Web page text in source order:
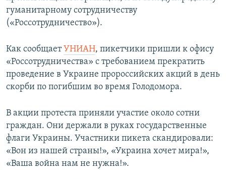
СОВЕТЫ ПРАВОЗАЩИТНИКОВ
ПОБЕДИТЕЛЕЙ НЕ СУДЯТ?
КРЫМ.НЕПОКОРЕННЫЙ
ELIFBE
Українською
Qırımtatar
ПРИСОЕДИНЯЙТЕСЬ!
Все сайты RFE/RL
гуманитарному сотрудничеству
(«Россотрудничество»).
Как сообщаетУНИАН, пикетчики пришли к офису
«Россотрудничества» с требованием прекратить
проведение в Украине пророссийских акций в день
скорби по погибшим во время Голодомора.
В акции протеста приняли участие около сотни
граждан. Они держали в руках государственные
флаги Украины. Участники пикета скандировали:
«Вон из нашей страны!», «Украина хочет мира!»,
«Ваша война нам не нужна!».